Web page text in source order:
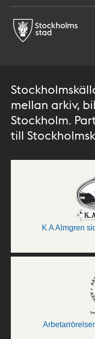
mellan arkiv,
Stockholm.
till
K A Almgren